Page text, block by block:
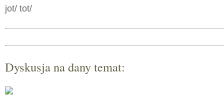
jot/ tot/
Dyskusja na dany temat: